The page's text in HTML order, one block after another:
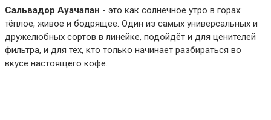
Сальвадор Ауачапан - это как солнечное утро в горах:
тёплое, живое и бодрящее. Один из самых универсальных и
дружелюбных сортов в линейке, подойдёт и для ценителей
фильтра, и для тех, кто только начинает разбираться во
вкусе настоящего кофе.